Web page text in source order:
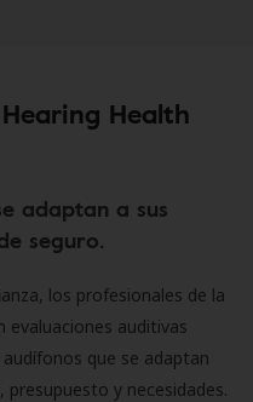
Health
adaptan a sus
seguro.
los profesionales de la
evaluaciones auditivas
que se adaptan
y necesidades.